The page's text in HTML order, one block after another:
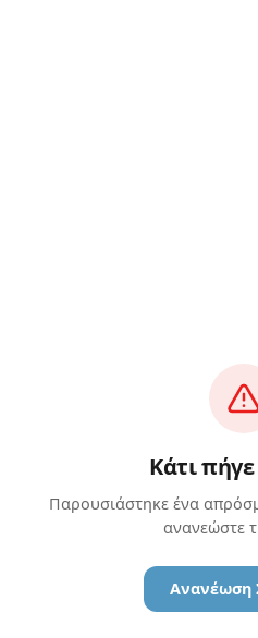
Κάτι
Παρουσιάστηκε ένα
ανανεώστε
Ανανέωση